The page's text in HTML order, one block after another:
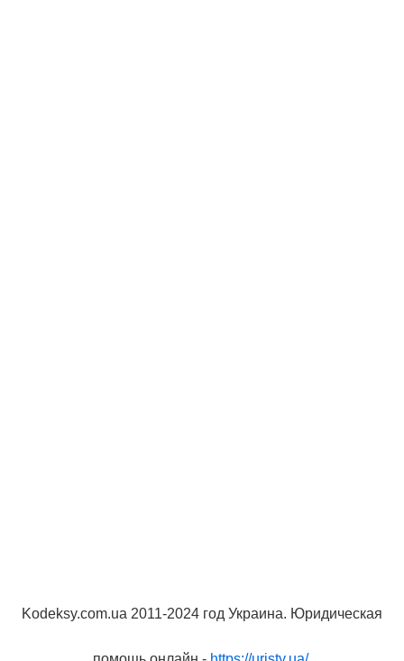
Kodeksy.com.ua 2011-2024 год Украина. Юридическая